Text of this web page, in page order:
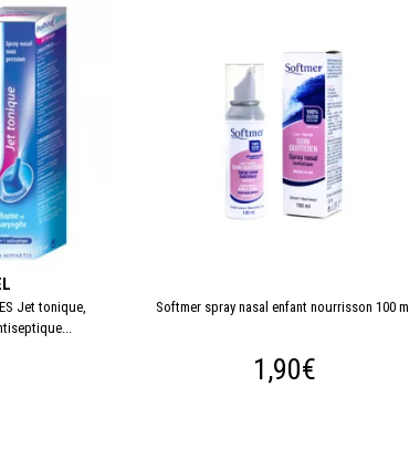
Jet tonique,
Softmer spray nasal enfant nourrisson 100 ml
1,90€